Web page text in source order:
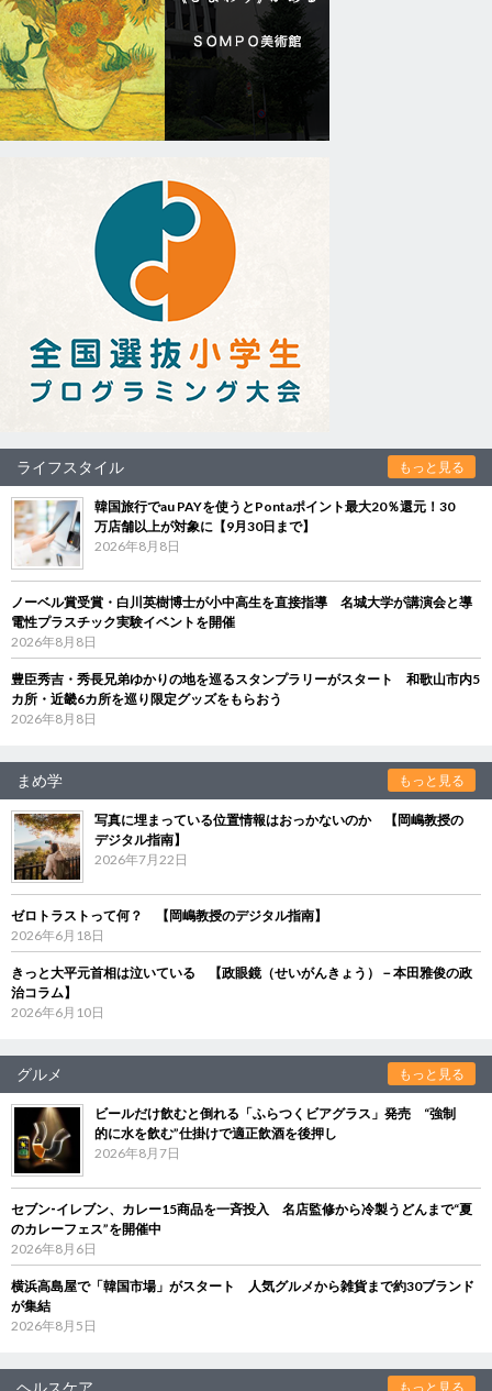
ライフスタイル もっと見る
韓国旅行でau PAYを使うとPontaポイント最大20％還元！30
万店舗以上が対象に【9月30日まで】
2026年8月8日
ノーベル賞受賞・白川英樹博士が小中高生を直接指導 名城大学が講演会と導
電性プラスチック実験イベントを開催
2026年8月8日
豊臣秀吉・秀長兄弟ゆかりの地を巡るスタンプラリーがスタート 和歌山市内5
カ所・近畿6カ所を巡り限定グッズをもらおう
2026年8月8日
まめ学 もっと見る
写真に埋まっている位置情報はおっかないのか 【岡嶋教授の
デジタル指南】
2026年7月22日
ゼロトラストって何？ 【岡嶋教授のデジタル指南】
2026年6月18日
きっと大平元首相は泣いている 【政眼鏡（せいがんきょう）－本田雅俊の政
治コラム】
2026年6月10日
グルメ もっと見る
ビールだけ飲むと倒れる「ふらつくビアグラス」発売 “強制
的に水を飲む”仕掛けで適正飲酒を後押し
2026年8月7日
セブン‐イレブン、カレー15商品を一斉投入 名店監修から冷製うどんまで“夏
のカレーフェス”を開催中
2026年8月6日
横浜高島屋で「韓国市場」がスタート 人気グルメから雑貨まで約30ブランド
が集結
2026年8月5日
ヘルスケア もっと見る